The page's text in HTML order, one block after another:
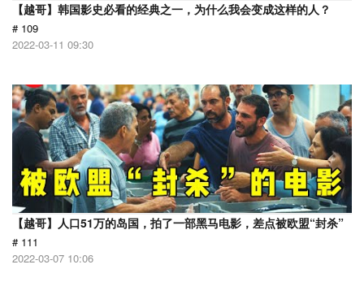
【越哥】韩国影史必看的经典之一，为什么我会变成这样的人？
# 109
2022-03-11 09:30
【越哥】人口51万的岛国，拍了一部黑马电影，差点被欧盟“封杀”
# 111
2022-03-07 10:06